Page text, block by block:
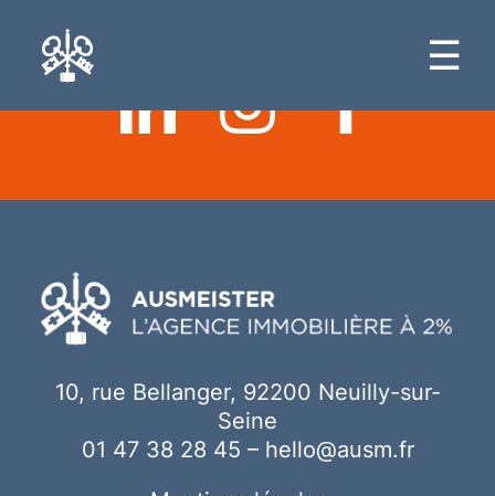
☰
10, rue Bellanger, 92200 Neuilly-sur-
Seine
01 47 38 28 45 – hello@ausm.fr